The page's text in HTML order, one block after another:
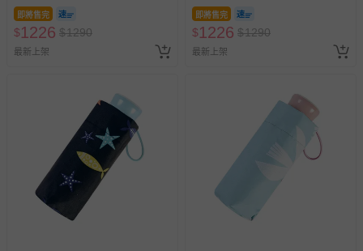
即將售完
$1226 $1290
最新上架
即將售完
$1226 $1290
最新上架